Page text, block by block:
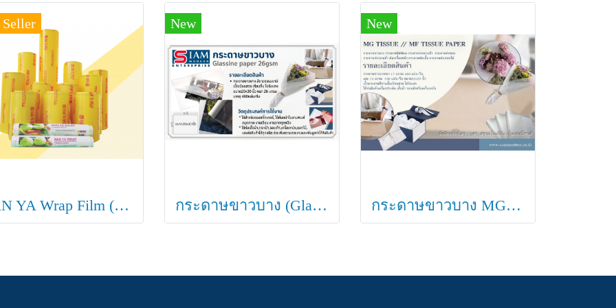
Seller
NAN YA Wrap Film (ฟิล์มยืดถนอมอาหาร NAN YA ฟิล์มห่อกระเช้า ฟิล์มพันกระเช้า)
New
กระดาษขาวบาง (Glassine Paper) กระดาษแก้วขุ่น
New
กระดาษขาวบาง MG Tissue paper 14 แกรม // MF Tissue paper 17 แกรม